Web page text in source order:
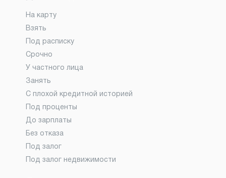
На карту
Взять
Под расписку
Срочно
У частного лица
Занять
С плохой кредитной историей
Под проценты
До зарплаты
Без отказа
Под залог
Под залог недвижимости